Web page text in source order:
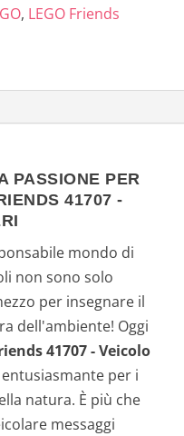
, LEGO Friends
PASSIONE PER
41707 -
mondo di
non sono solo
per insegnare il
dell'ambiente! Oggi
41707 - Veicolo
per i
natura. È più che
messaggi